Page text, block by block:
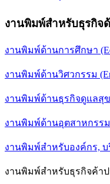
งานพิมพ์สำหรับธุรกิจ
งานพิมพ์ด้านการศึกษา
งานพิมพ์ด้านวิศวกรรม
งานพิมพ์ด้านธุรกิจดูแลสุข
งานพิมพ์ด้านอุตสาหกรรม
งานพิมพ์สำหรับองค์กร, บ
งานพิมพ์สำหรับธุรกิจค้าป